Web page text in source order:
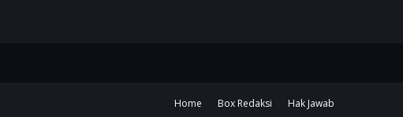
Home Box Redaksi Hak Jawab